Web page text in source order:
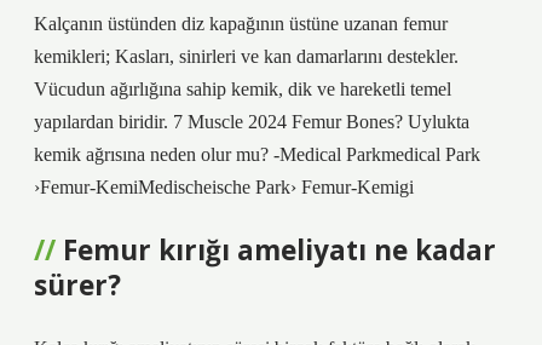
Kalçanın üstünden diz kapağının üstüne uzanan femur
kemikleri; Kasları, sinirleri ve kan damarlarını destekler.
Vücudun ağırlığına sahip kemik, dik ve hareketli temel
yapılardan biridir. 7 Muscle 2024 Femur Bones? Uylukta
kemik ağrısına neden olur mu? -Medical Parkmedical Park
›Femur-KemiMedischeische Park› Femur-Kemigi
Femur kırığı ameliyatı ne kadar
sürer?